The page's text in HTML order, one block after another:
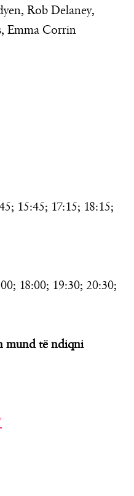
Rob Delaney,
Emma Corrin
15:45; 17:15; 18:15;
18:00; 19:30; 20:30;
mund të ndiqni